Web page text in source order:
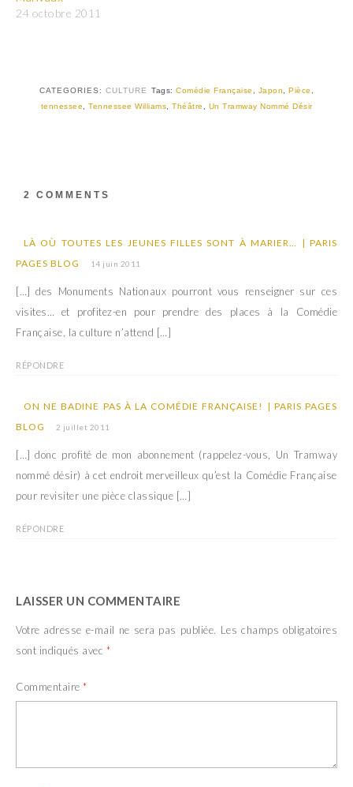
24 octobre 2011
CATEGORIES: CULTURE Tags: Comédie Française Japon Pièce
tennessee
Tennessee Williams Théâtre Un Tramway Nommé Désir
2 COMMENTS
LÀ OÙ TOUTES LES JEUNES FILLES SONT À MARIER… | PARIS
PAGES BLOG
14 juin 2011
[…] des Monuments Nationaux pourront vous renseigner sur ces
visites… et profitez-en pour prendre des places à la Comédie
Française, la culture n’attend […]
RÉPONDRE
ON NE BADINE PAS À LA COMÉDIE FRANÇAISE! | PARIS PAGES
BLOG
2 juillet 2011
[…] donc profité de mon abonnement (rappelez-vous, Un Tramway
nommé désir) à cet endroit merveilleux qu’est la Comédie Française
pour revisiter une pièce classique […]
RÉPONDRE
LAISSER UN COMMENTAIRE
Votre adresse e-mail ne sera pas publiée. Les champs obligatoires
sont indiqués avec *
Commentaire *